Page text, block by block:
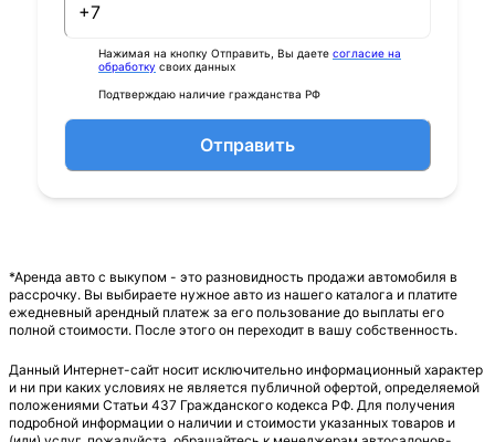
Нажимая на кнопку Отправить, Вы даете согласие на
обработку своих данных
Подтверждаю наличие гражданства РФ
Отправить
*Аренда авто с выкупом - это разновидность продажи автомобиля в
рассрочку. Вы выбираете нужное авто из нашего каталога и платите
ежедневный арендный платеж за его пользование до выплаты его
полной стоимости. После этого он переходит в вашу собственность.
Данный Интернет-сайт носит исключительно информационный характер
и ни при каких условиях не является публичной офертой, определяемой
положениями Статьи 437 Гражданского кодекса РФ. Для получения
подробной информации о наличии и стоимости указанных товаров и